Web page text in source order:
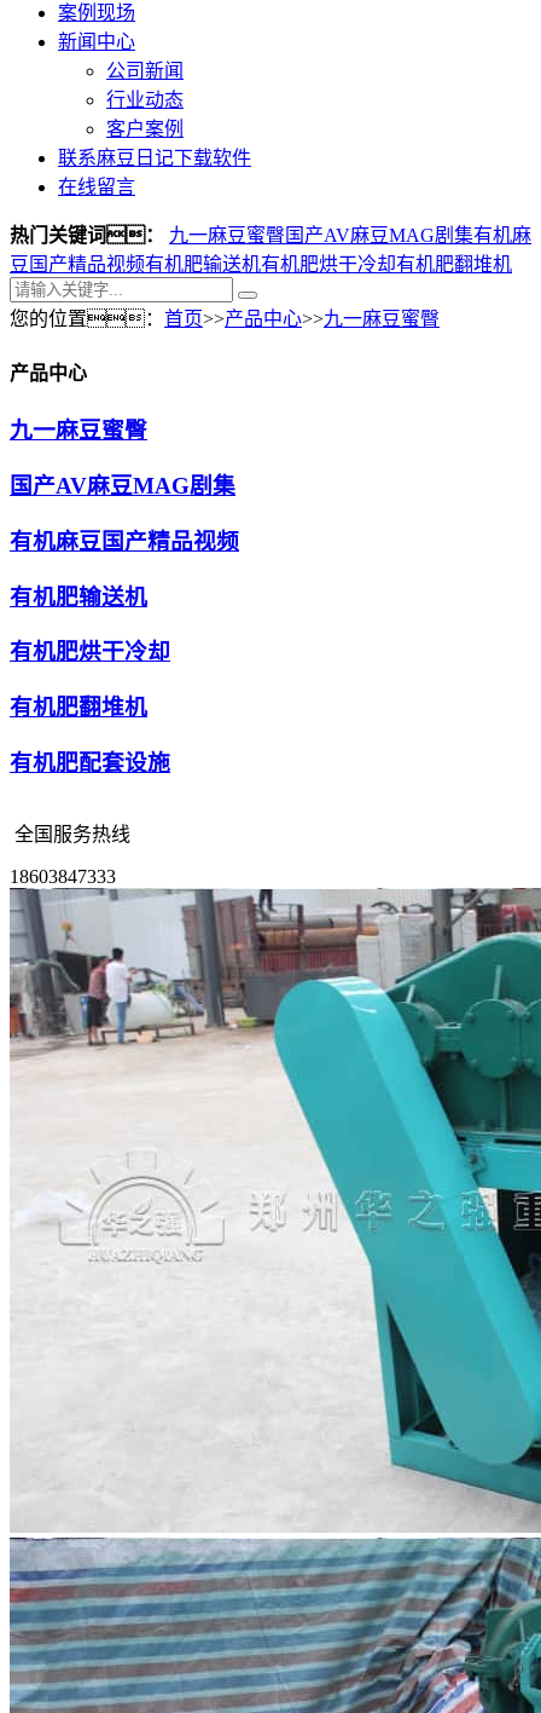
案例现场
新闻中心
公司新闻
行业动态
客户案例
联系麻豆日记下载软件
在线留言
热门关键词： 九一麻豆蜜臀国产AV麻豆MAG剧集有机麻
豆国产精品视频有机肥输送机有机肥烘干冷却有机肥翻堆机
您的位置： 首页>>产品中心>>九一麻豆蜜臀
产品中心
九一麻豆蜜臀
国产AV麻豆MAG剧集
有机麻豆国产精品视频
有机肥输送机
有机肥烘干冷却
有机肥翻堆机
有机肥配套设施
全国服务热线
18603847333